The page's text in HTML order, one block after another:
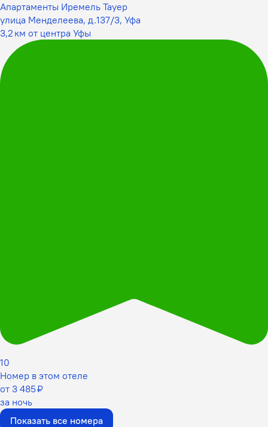
Апартаменты Иремель Тауер
улица Менделеева, д.137/3, Уфа
3,2 км от центра Уфы
10
Номер в этом отеле
от 3 485 ₽
за ночь
Показать все номера